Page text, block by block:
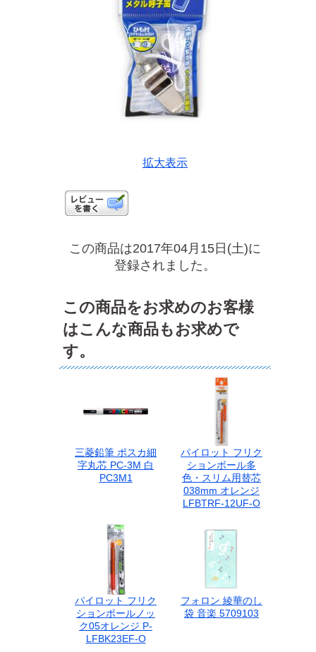
拡大表示
この商品は2017年04月15日(土)に
登録されました。
この商品をお求めのお客様
はこんな商品もお求めで
す。
三菱鉛筆 ポスカ細
字丸芯 PC-3M 白
PC3M1
パイロット フリク
ションボール多
色・スリム用替芯
038mm オレンジ
LFBTRF-12UF-O
パイロット フリク
ションボールノッ
ク05オレンジ P-
LFBK23EF-O
フォロン 綾華のし
袋 音楽 5709103